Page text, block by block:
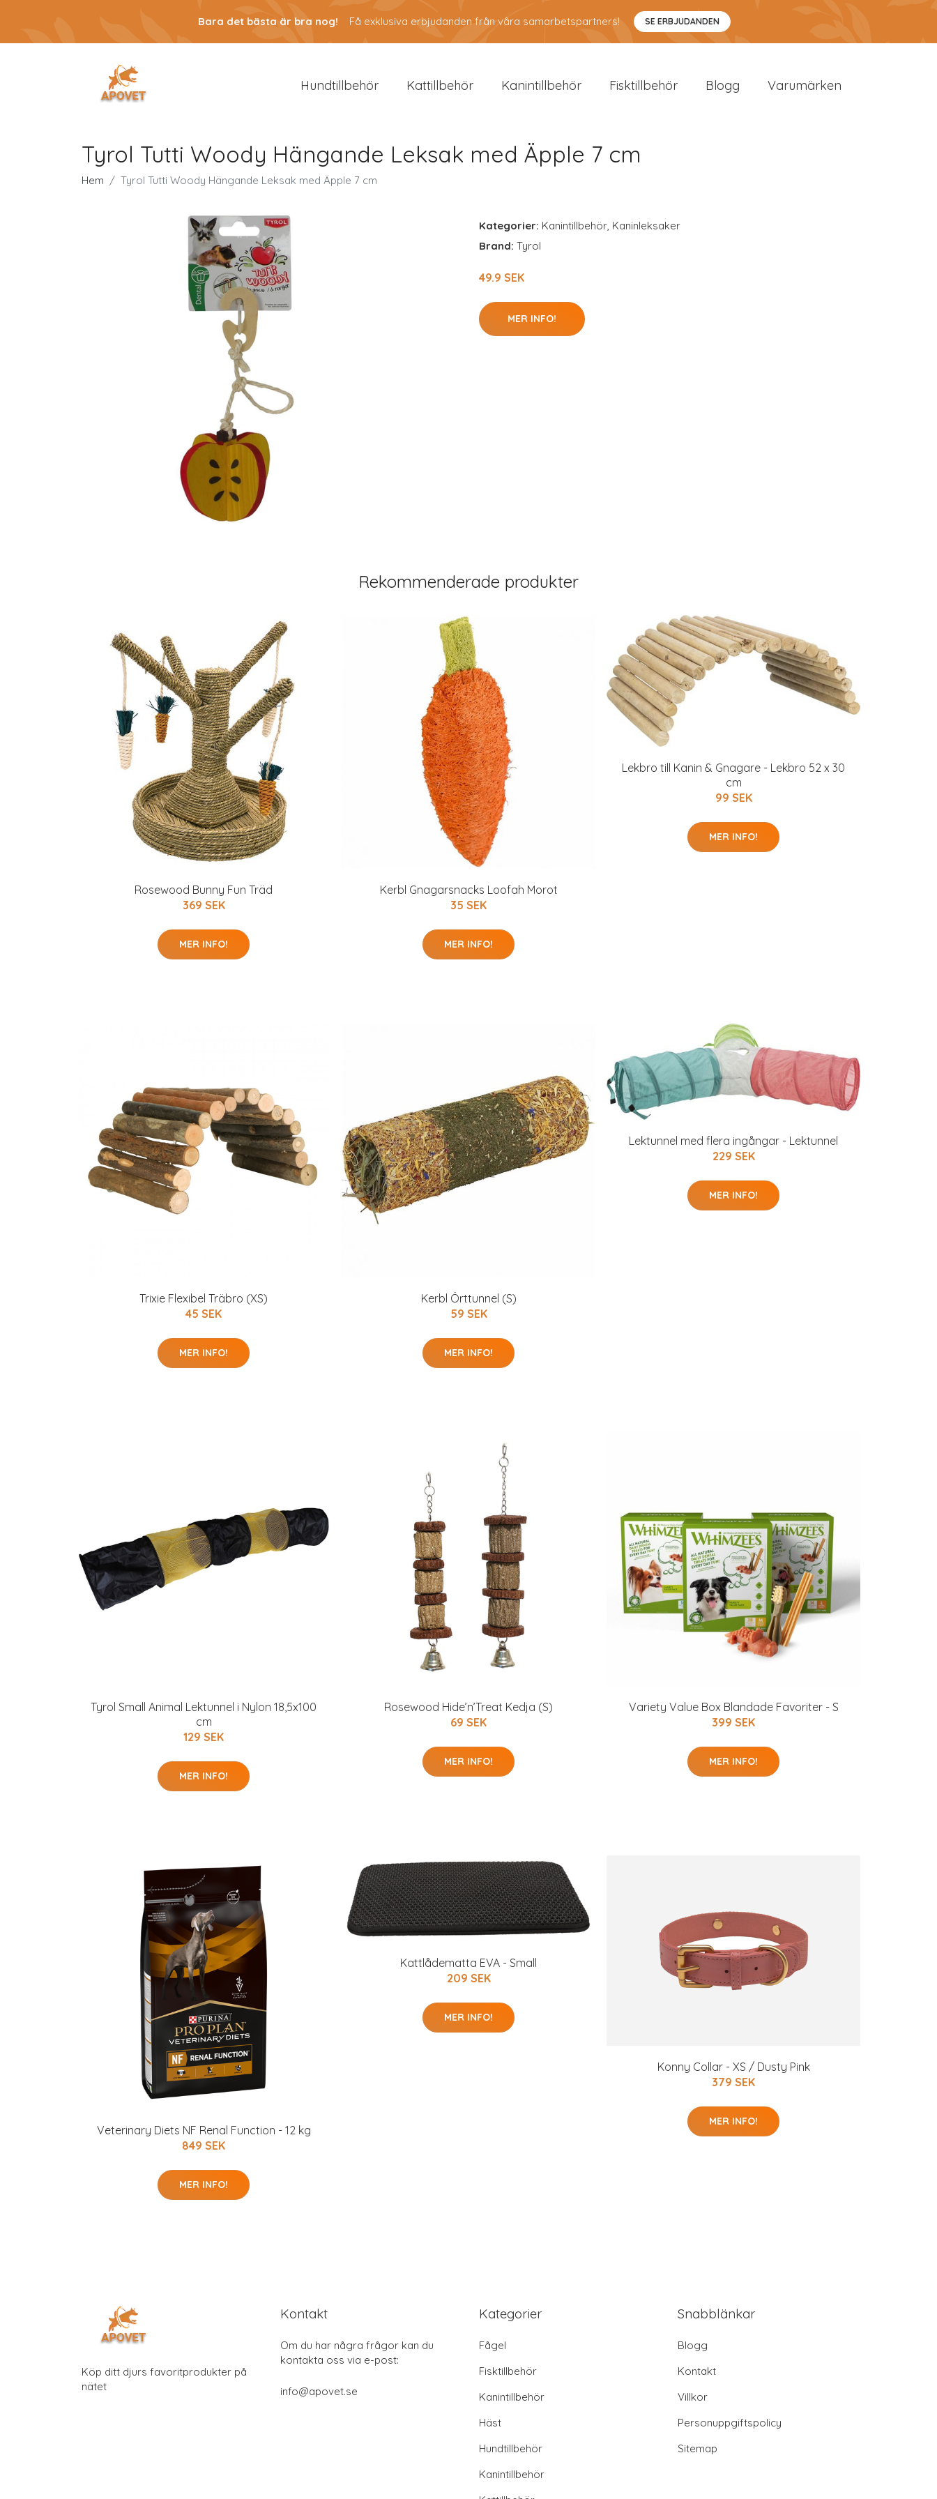
Bara det bästa är bra nog! Få exklusiva erbjudanden från våra samarbetspartners! SE ERBJUDANDEN
Hundtillbehör Kattillbehör Kanintillbehör Fisktillbehör Blogg Varumärken
Tyrol Tutti Woody Hängande Leksak med Äpple 7 cm
Hem Tyrol Tutti Woody Hängande Leksak med Äpple 7 cm
Kategorier: Kanintillbehör, Kaninleksaker
Brand: Tyrol
49.9 SEK
MER INFO!
Rekommenderade produkter
Rosewood Bunny Fun Träd
369 SEK
MER INFO!
Kerbl Gnagarsnacks Loofah Morot
35 SEK
MER INFO!
Lekbro till Kanin & Gnagare - Lekbro 52 x 30
cm
99 SEK
MER INFO!
Trixie Flexibel Träbro (XS)
45 SEK
MER INFO!
Kerbl Örttunnel (S)
59 SEK
MER INFO!
Lektunnel med flera ingångar - Lektunnel
229 SEK
MER INFO!
Tyrol Small Animal Lektunnel i Nylon 18,5x100
cm
129 SEK
MER INFO!
Rosewood Hide’n’Treat Kedja (S)
69 SEK
MER INFO!
Variety Value Box Blandade Favoriter - S
399 SEK
MER INFO!
Veterinary Diets NF Renal Function - 12 kg
849 SEK
MER INFO!
Kattlådematta EVA - Small
209 SEK
MER INFO!
Konny Collar - XS / Dusty Pink
379 SEK
MER INFO!
Köp ditt djurs favoritprodukter på
nätet
Kontakt
Om du har några frågor kan du
kontakta oss via e-post:
info@apovet.se
Kategorier
Fågel
Fisktillbehör
Kanintillbehör
Häst
Hundtillbehör
Kanintillbehör
Snabblänkar
Blogg
Kontakt
Villkor
Personuppgiftspolicy
Sitemap